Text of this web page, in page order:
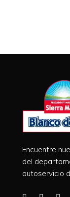
Encuentre
del
autoservicio